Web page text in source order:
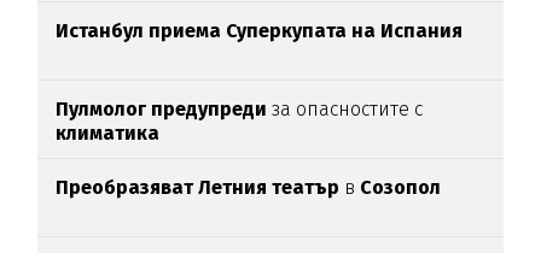
Истанбул приема Суперкупата на Испания
Пулмолог предупреди за опасностите с
климатика
Преобразяват Летния театър в Созопол